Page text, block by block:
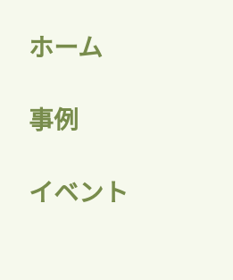
ホーム
事例
イベント